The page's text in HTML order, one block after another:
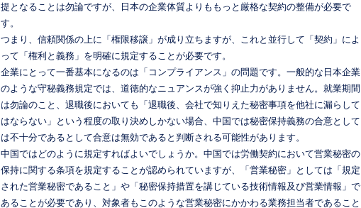
提となることは勿論ですが、日本の企業体質よりももっと厳格な契約の整備が必要で
す。
つまり、信頼関係の上に「権限移譲」が成り立ちますが、これと並行して「契約」によ
って「権利と義務」を明確に規定することが必要です。
企業にとって一番基本になるのは「コンプライアンス」の問題です。一般的な日本企業
のような守秘義務規定では、道徳的なニュアンスが強く抑止力がありません。就業期間
は勿論のこと、退職後においても「退職後、会社で知りえた秘密事項を他社に漏らして
はならない」という程度の取り決めしかない場合、中国では秘密保持義務の合意として
は不十分であるとして合意は無効であると判断される可能性があります。
中国ではどのように規定すればよいでしょうか。中国では労働契約において営業秘密の
保持に関する条項を規定することが認められていますが、「営業秘密」としては「規定
された営業秘密であること」や「秘密保持措置を講じている技術情報及び営業情報」で
あることが必要であり、対象者もこのような営業秘密にかかわる業務担当者であること